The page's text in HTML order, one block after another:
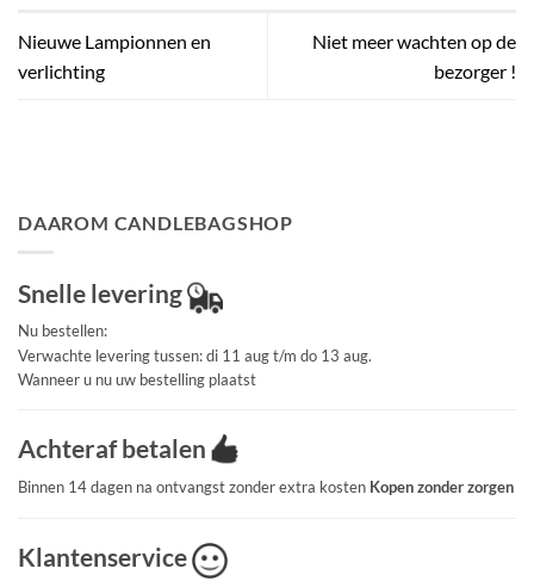
Nieuwe Lampionnen en
verlichting
Niet meer wachten op de
bezorger !
DAAROM CANDLEBAGSHOP
Snelle levering
Nu bestellen:
Verwachte levering tussen: di 11 aug t/m do 13 aug.
Wanneer u nu uw bestelling plaatst
Achteraf betalen
Binnen 14 dagen na ontvangst zonder extra kosten Kopen zonder zorgen
Klantenservice